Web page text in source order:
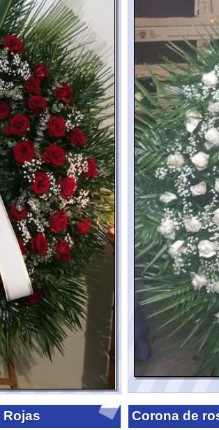
Corona de rosas